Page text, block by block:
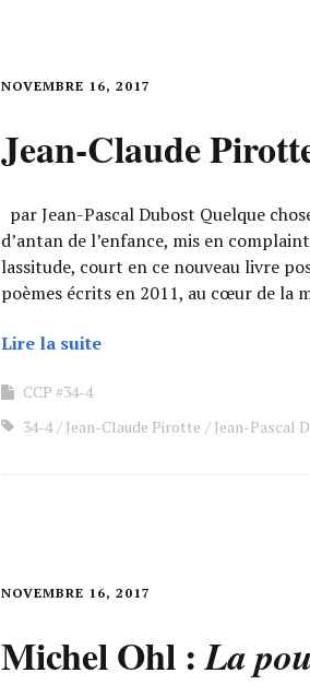
NOVEMBRE 16, 2017
Jean-Claude
par Jean-Pascal Dubost Quelque
d’antan de l’enfance, mis en
lassitude, court en ce nouveau livre
poèmes écrits en 2011, au cœur de la
Lire la suite
CCP #34-4
34-4
Jean-Claude Pirotte Jean-Pascal
NOVEMBRE 16, 2017
Michel Ohl :La